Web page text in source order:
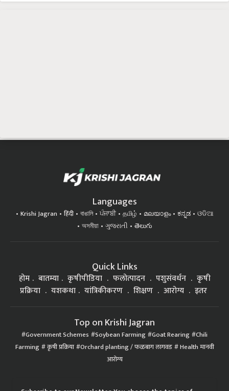
Languages
Krishi Jagran हिंदी বাঙালি ਪੰਜਾਬੀ தமிழ் മലയാളം ಕನ್ನಡ
ଓଡିଆ
অসমীয়া
ગુજરાતી తెలుగు
Quick Links
होम बातम्या कृषीपीडिया फलोत्पादन पशुसंवर्धन
कृषी
प्रक्रिया
यशकथा यांत्रिकीकरण शिक्षण आरोग्य इतर
Top on Krishi Jagran
Government Schemes Soybean Farming Goat Rearing Chili
Farming कृषी प्रक्रिया Orchard planting / फळबाग लागवड Health मानवी
आरोग्य